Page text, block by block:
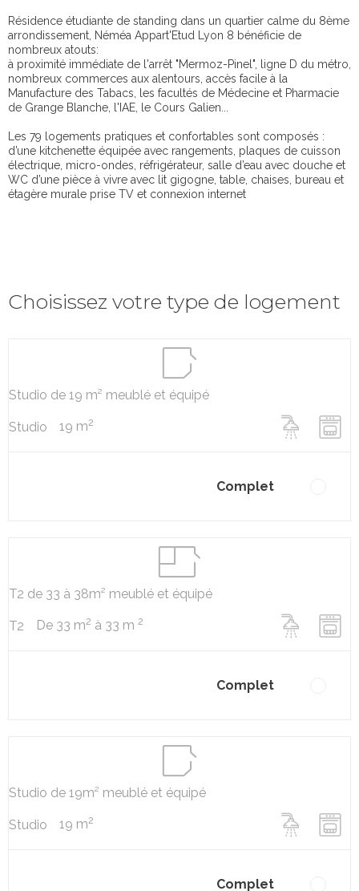
Résidence étudiante de standing dans un quartier calme du 8ème
arrondissement, Néméa Appart'Etud Lyon 8 bénéficie de
nombreux atouts:
à proximité immédiate de l'arrêt "Mermoz-Pinel", ligne D du métro,
nombreux commerces aux alentours, accès facile à la
Manufacture des Tabacs, les facultés de Médecine et Pharmacie
de Grange Blanche, l'IAE, le Cours Galien...
Les 79 logements pratiques et confortables sont composés :
d’une kitchenette équipée avec rangements, plaques de cuisson
électrique, micro-ondes, réfrigérateur, salle d’eau avec douche et
WC d’une pièce à vivre avec lit gigogne, table, chaises, bureau et
étagère murale prise TV et connexion internet
Choisissez votre type de logement
Studio de 19 m² meublé et équipé
Studio 19 m2
Complet
T2 de 33 à 38m² meublé et équipé
T2 De 33 m2 à 33 m 2
Complet
Studio de 19m² meublé et équipé
Studio 19 m2
Complet